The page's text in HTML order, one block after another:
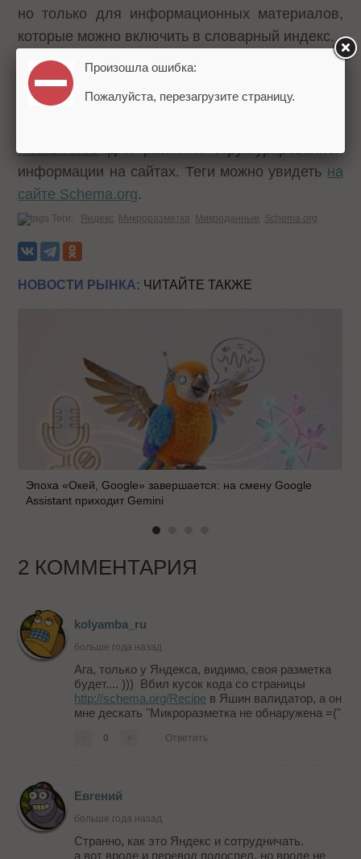
но только для информационных материалов,
которые можно включить в словарный индекс.
Напомним, что в начале июня
Microsoft и Yahoo объявили о совместном
HTML-теговдля разметки структурированной
информации на сайтах. Теги можно увидеть на
сайте Schema.org.
Теги: Яндекс Микроразметка Микроданные Schema.org
НОВОСТИ РЫНКА: ЧИТАЙТЕ ТАКЖЕ
Эпоха «Окей, Google» завершается: на смену Google
Assistant приходит Gemini
2 КОММЕНТАРИЯ
kolyamba_ru
больше года назад
Ага, только у Яндекса, видимо, своя разметка
будет.... ))) Вбил кусок кода со страницы
http://schema.org/Recipe в Яшин валидатор, а он
мне дескать "Микроразметка не обнаружена =("
0 Ответить
Евгений
больше года назад
Странно, как это Яндекс и сотрудничать.
а вот вроде и перевод подоспел, но вроде не
Произошла ошибка:
Пожалуйста, перезагрузите страницу.